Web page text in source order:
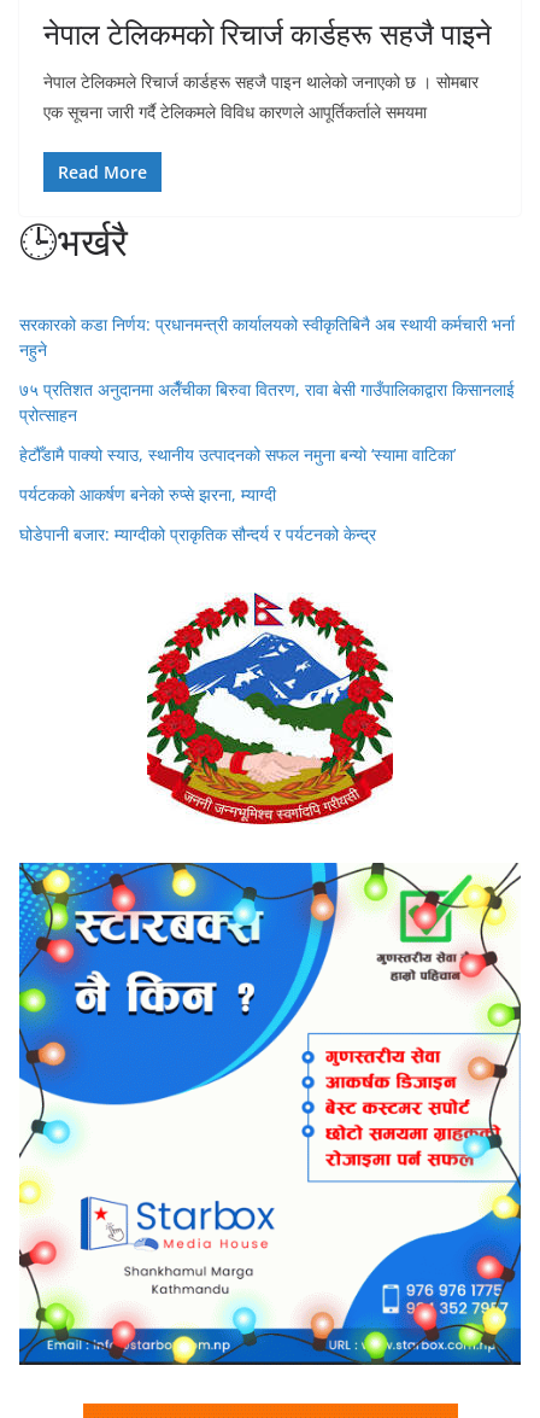
नेपाल टेलिकमकाे रिचार्ज कार्डहरू सहजै पाइने
नेपाल टेलिकमले रिचार्ज कार्डहरू सहजै पाइन थालेको जनाएको छ । सोमबार
एक सूचना जारी गर्दै टेलिकमले विविध कारणले आपूर्तिकर्ताले समयमा
Read More
🕒भर्खरै
सरकारको कडा निर्णय: प्रधानमन्त्री कार्यालयको स्वीकृतिबिनै अब स्थायी कर्मचारी भर्ना
नहुने
७५ प्रतिशत अनुदानमा अलैँचीका बिरुवा वितरण, रावा बेसी गाउँपालिकाद्वारा किसानलाई
प्रोत्साहन
हेटौँडामै पाक्यो स्याउ, स्थानीय उत्पादनको सफल नमुना बन्यो ‘स्यामा वाटिका’
पर्यटकको आकर्षण बनेको रुप्से झरना, म्याग्दी
घोडेपानी बजार: म्याग्दीको प्राकृतिक सौन्दर्य र पर्यटनको केन्द्र